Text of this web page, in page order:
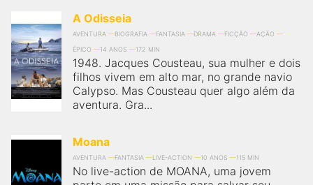
A Odisseia
AVENTURA BIOGRAFIA FANTASIA DRAMA FICÇÃO
AÇÃO
ÉPICO
14 ANOS 172 MIN
1948. Jacques Cousteau, sua mulher e dois
filhos vivem em alto mar, no grande navio
Calypso. Mas Cousteau quer algo além da
aventura. Gra...
Moana
AVENTURA FANTASIA LIVE-ACTION 10 ANOS 115 MIN
No live-action de MOANA, uma jovem